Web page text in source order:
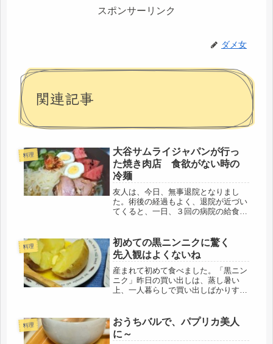
スポンサーリンク
ダメ女
関連記事
料理
大谷サムライジャパンが行っ
た焼き肉店 食欲がない時の
冷麺
友人は、今日、無事退院となりまし
た。術後の経過もよく、退院が近づい
てくると、一日、３回の病院の給食が
ていました。消化器系の病気ではなか
ったので、食事は、普通食。３食付き
は嬉...
料理
初めての黒ニンニクに驚く
先入観はよくないね
産まれて初めて食べました。「黒ニン
ニク」昨日の買い出しは、蒸し暑い
上、一人暮らしで買い出しばかりする
日の特価の野菜が並ぶのでチェックす
るようにしています。昨日は、特に食
べた...
料理
おうちバルで、パプリカ美人
に～